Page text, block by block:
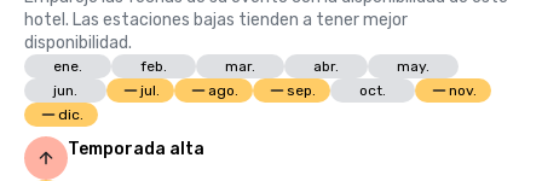
hotel. Las estaciones bajas tienden a tener mejor
disponibilidad.
ene. feb. mar. abr.
may.
jun.
jul. ago. sep. oct.
nov.
dic.
Temporada alta